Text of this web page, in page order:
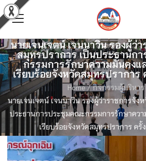
นายเจนเจตน์ เจนนาวิน รองผู้ว่
สมุทรปราการ เป็นประธานก
กรรมการรักษาความมั่นคงแ
เรียบร้อยจังหวัดสมุทรปรากา
Home/ กิจกรรมผู้บริหาร
นายเจนเจตน์ เจนนาวิน รองผู้ว่าราชการจัง
ประธานการประชุมคณะกรรมการรักษาคว
เรียบร้อยจังหวัดสมุทรปราการ ค